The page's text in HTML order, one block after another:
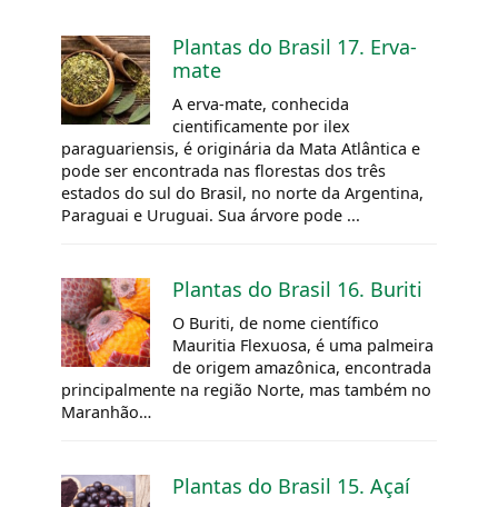
Plantas do Brasil 17. Erva-
mate
A erva-mate, conhecida
cientificamente por ilex
paraguariensis, é originária da Mata Atlântica e
pode ser encontrada nas florestas dos três
estados do sul do Brasil, no norte da Argentina,
Paraguai e Uruguai. Sua árvore pode ...
Plantas do Brasil 16. Buriti
O Buriti, de nome científico
Mauritia Flexuosa, é uma palmeira
de origem amazônica, encontrada
principalmente na região Norte, mas também no
Maranhão…
Plantas do Brasil 15. Açaí